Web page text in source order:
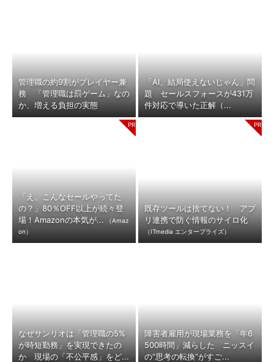
管理職の約9割がプレイヤー兼
務 「管理職は罰ゲーム」なの
か、増える負担の実態
「AI、結局使えないじゃん」問
題 セールスフォースが431万
件対応で導いた正解（...
「え、こんなセールやってた
の？」80％OFF以上が続々登
場！Amazonの本気が...
（Amaz
on）
既存ツールは捨てない！ アプ
リ連携で防ぐ情報のサイロ化
（ITmedia エンタープライズ）
なぜサンリオは「管理職の5%
が時短勤務」を実現できたの
か 現場の「不公平感」をど...
障害者雇用が現場業務を「年6
500時間」減らした ニッスイ
の“思考の転換”がすご...